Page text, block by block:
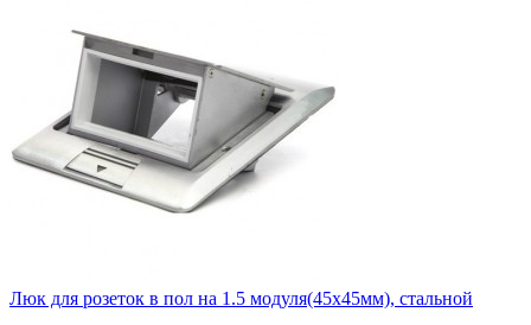
Люк для розеток в пол на 1.5 модуля(45х45мм), стальной